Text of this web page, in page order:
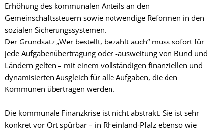
Erhöhung des kommunalen Anteils an den
Gemeinschaftssteuern sowie notwendige Reformen in den
sozialen Sicherungssystemen.
Der Grundsatz „Wer bestellt, bezahlt auch“ muss sofort für
jede Aufgabenübertragung oder -ausweitung von Bund und
Ländern gelten – mit einem vollständigen finanziellen und
dynamisierten Ausgleich für alle Aufgaben, die den
Kommunen übertragen werden.
Die kommunale Finanzkrise ist nicht abstrakt. Sie ist sehr
konkret vor Ort spürbar – in Rheinland-Pfalz ebenso wie